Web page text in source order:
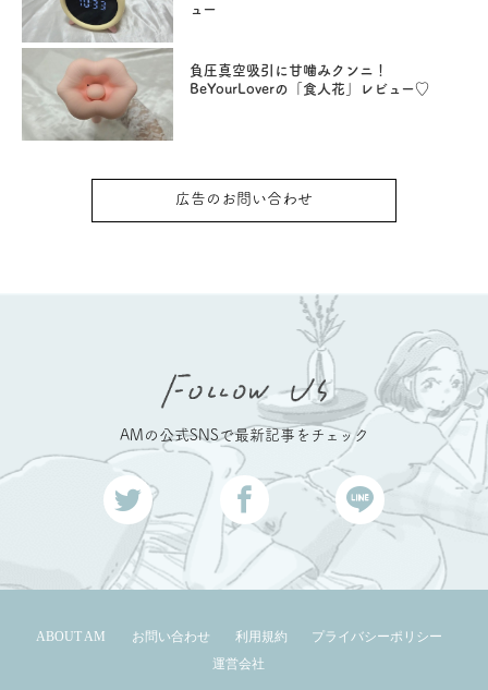
ュー
負圧真空吸引に甘噛みクンニ！
BeYourLoverの「食人花」レビュー♡
広告のお問い合わせ
AMの公式SNSで最新記事をチェック
ABOUT AM お問い合わせ 利用規約
プライバシーポリシー
運営会社